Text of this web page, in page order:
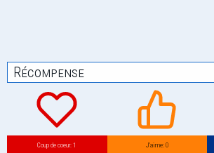
Récompense
Coup de coeur: 1 J’aime: 0